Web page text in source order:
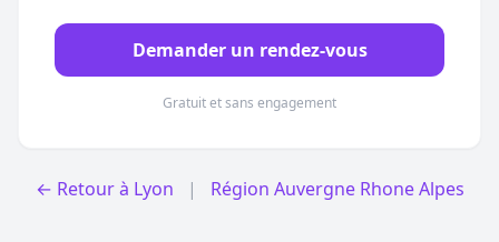
Demander un rendez-vous
Gratuit et sans engagement
← Retour à Lyon | Région Auvergne Rhone Alpes